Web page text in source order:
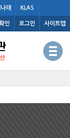
래 KLAS
인 로그인 사이트맵